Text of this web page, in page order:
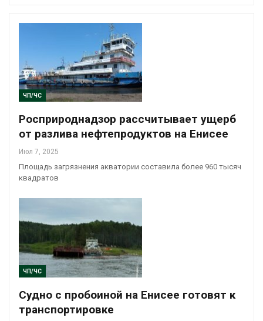
ЧП/ЧС
Росприроднадзор рассчитывает ущерб
от разлива нефтепродуктов на Енисее
Июл 7, 2025
Площадь загрязнения акватории составила более 960 тысяч
квадратов
ЧП/ЧС
Судно с пробоиной на Енисее готовят к
транспортировке